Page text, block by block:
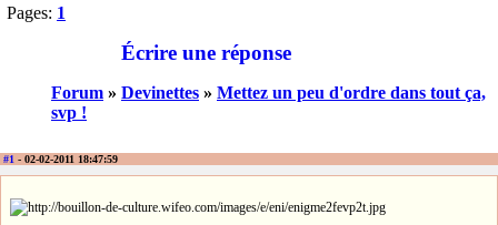
Pages: 1
Écrire une réponse
Forum » Devinettes » Mettez un peu d'ordre dans tout ça,
svp !
#1 - 02-02-2011 18:47:59